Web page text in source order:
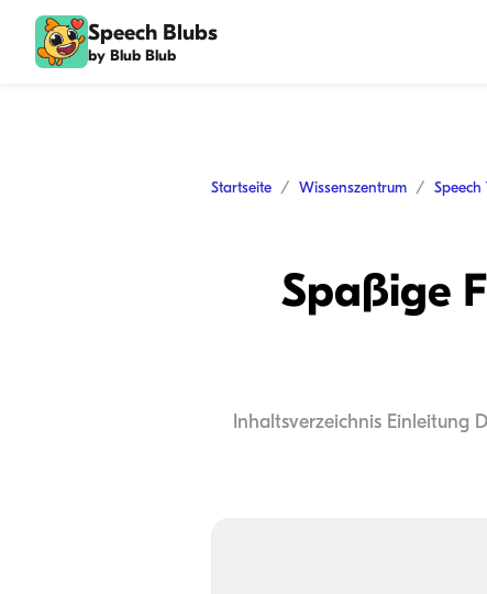
Speech Blubs
by Blub Blub
Startseite Wissenszentrum
Spaßige
Inhaltsverzeichnis Einleitung